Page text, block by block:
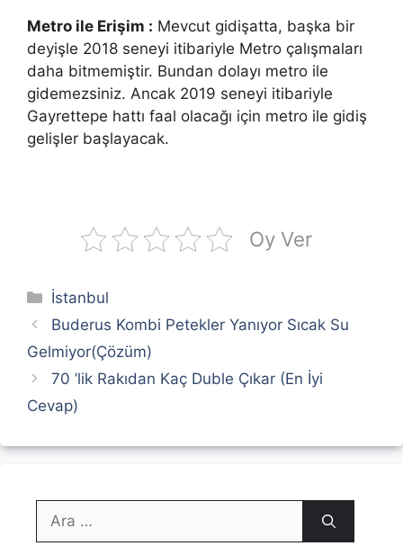
Metro ile Erişim : Mevcut gidişatta, başka bir
deyişle 2018 seneyi itibariyle Metro çalışmaları
daha bitmemiştir. Bundan dolayı metro ile
gidemezsiniz. Ancak 2019 seneyi itibariyle
Gayrettepe hattı faal olacağı için metro ile gidiş
gelişler başlayacak.
Oy Ver
Kategoriler
İstanbul
Buderus Kombi Petekler Yanıyor Sıcak Su
Gelmiyor(Çözüm)
70 ’lik Rakıdan Kaç Duble Çıkar (En İyi
Cevap)
için